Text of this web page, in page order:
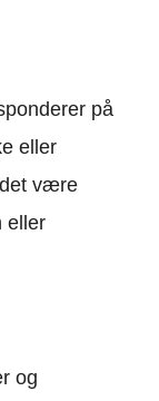
på
eller
være
eller
og